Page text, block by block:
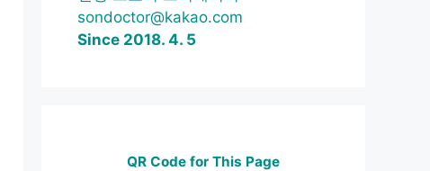
sondoctor@kakao.com
Since 2018. 4. 5
QR Code for This Page